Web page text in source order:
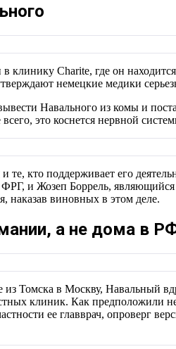
клинику Charite, где он
немецкие медики
Навального из комы и
это коснется нервной
те, кто поддерживает его
и Жозеп Боррель,
наказав виновных в этом деле.
а не дома в
из Томска в Москву, Навальный
клиник. Как предположили
ее главврач, опроверг